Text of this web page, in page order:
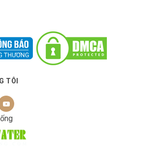
TÔI